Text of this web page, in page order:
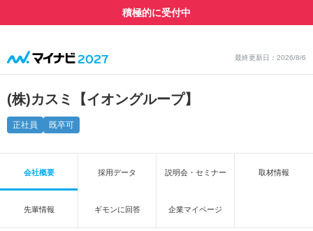
最終更新日：2026/8/6
(株)カスミ【イオングループ】
正社員 既卒可
積極的に受付中
会社概要 採用データ 説明会・セミナー 取材情報
先輩情報 ギモンに回答 企業マイページ